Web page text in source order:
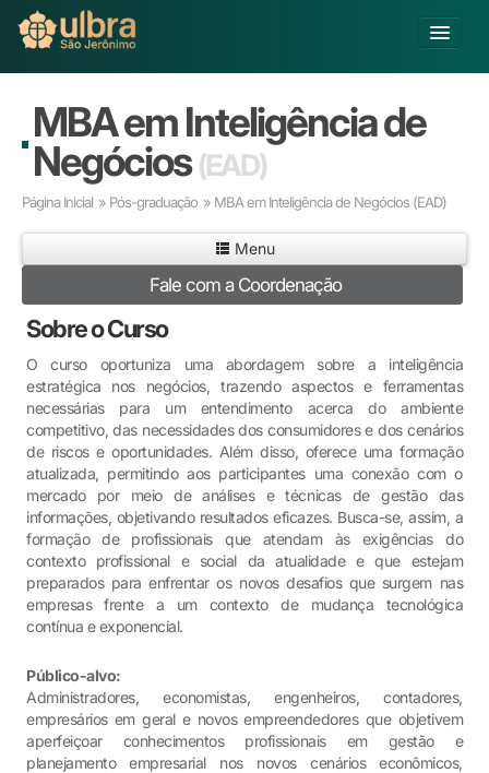
Buscar
Já sou Aluno
Matricule-se
Educação Básica
Pós-graduação
Educação a Distância
Pesquisa
Extensão
Infraestrutura e Serviços
Inovação
Sobre a ULBRA
MBA em Inteligência de
Negócios(EAD)
Página Inicial » Pós-graduação » MBA em Inteligência de Negócios (EAD)
Menu
Fale com a Coordenação
Sobre o Curso
O curso oportuniza uma abordagem sobre a inteligência
estratégica nos negócios, trazendo aspectos e ferramentas
necessárias para um entendimento acerca do ambiente
competitivo, das necessidades dos consumidores e dos cenários
de riscos e oportunidades. Além disso, oferece uma formação
atualizada, permitindo aos participantes uma conexão com o
mercado por meio de análises e técnicas de gestão das
informações, objetivando resultados eficazes. Busca-se, assim, a
formação de profissionais que atendam às exigências do
contexto profissional e social da atualidade e que estejam
preparados para enfrentar os novos desafios que surgem nas
empresas frente a um contexto de mudança tecnológica
contínua e exponencial.
Público-alvo:
Administradores, economistas, engenheiros, contadores,
empresários em geral e novos empreendedores que objetivem
aperfeiçoar conhecimentos profissionais em gestão e
planejamento empresarial nos novos cenários econômicos,